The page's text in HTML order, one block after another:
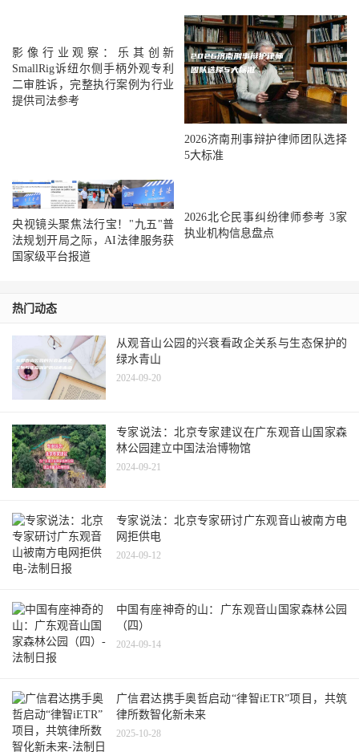
影像行业观察：乐其创新
SmallRig诉纽尔侧手柄外观专利
二审胜诉，完整执行案例为行业
提供司法参考
2026济南刑事辩护律师团队选择
5大标准
央视镜头聚焦法行宝！"九五"普
法规划开局之际，AI法律服务获
国家级平台报道
2026北仑民事纠纷律师参考 3家
执业机构信息盘点
热门动态
从观音山公园的兴衰看政企关系与生态保护的
绿水青山
2024-09-20
专家说法：北京专家建议在广东观音山国家森
林公园建立中国法治博物馆
2024-09-21
专家说法：北京专家研讨广东观音山被南方电
网拒供电
2024-09-12
中国有座神奇的山：广东观音山国家森林公园
（四）
2024-09-14
广信君达携手奥哲启动“律智iETR”项目，共筑
律所数智化新未来
2025-10-28